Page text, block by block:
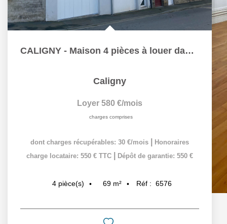
CALIGNY - Maison 4 pièces à louer dans le bourg
Caligny
Loyer 580 €/mois
charges comprises
dont charges récupérables: 30 €/mois
Honoraires
charge locataire: 550 € TTC
Dépôt de garantie: 550 €
4 pièce(s) 69 m² Réf : 6576